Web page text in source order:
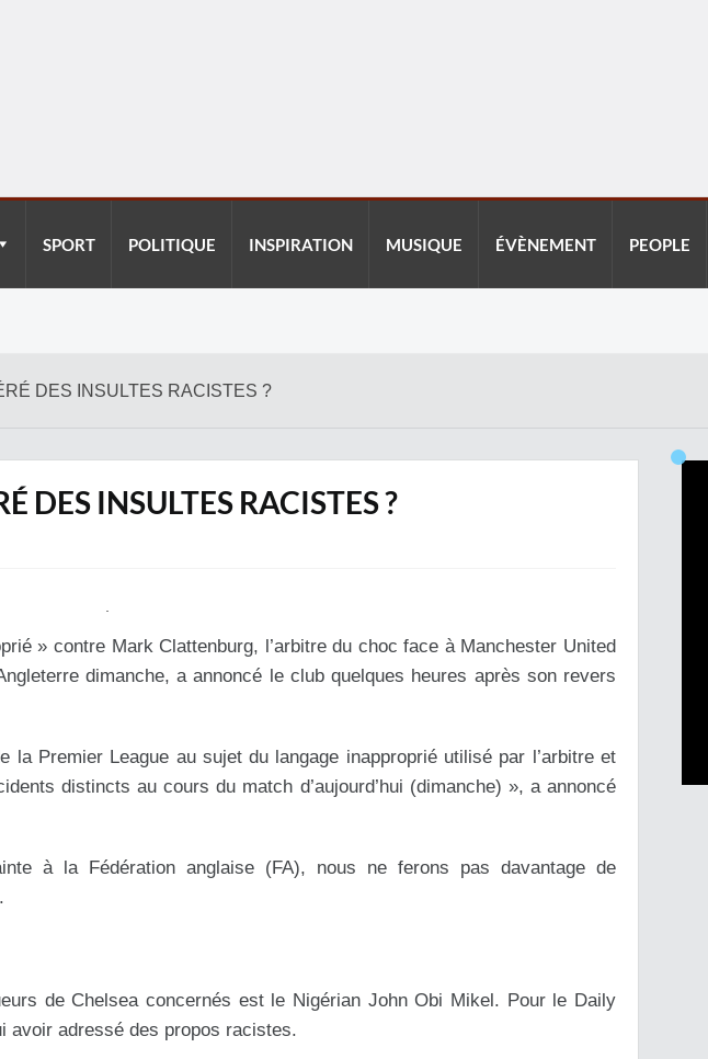
SPORT POLITIQUE INSPIRATION MUSIQUE ÉVÈNEMENT PEOPLE
DES INSULTES RACISTES ?
DES INSULTES RACISTES ?
» contre Mark Clattenburg, l’arbitre du choc face à Manchester United
dimanche, a annoncé le club quelques heures après son revers
la Premier League au sujet du langage inapproprié utilisé par l’arbitre et
distincts au cours du match d’aujourd’hui (dimanche) », a annoncé
à la Fédération anglaise (FA), nous ne ferons pas davantage de
de Chelsea concernés est le Nigérian John Obi Mikel. Pour le Daily
avoir adressé des propos racistes.